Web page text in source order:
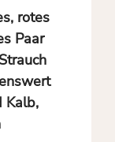
rotes
Paar
Kalb,